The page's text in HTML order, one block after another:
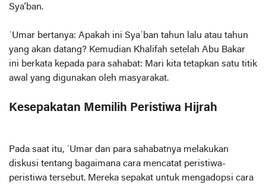
Sya’ban.
ʿUmar bertanya: Apakah ini Syaʿban tahun lalu atau tahun
yang akan datang? Kemudian Khalifah setelah Abu Bakar
ini berkata kepada para sahabat: Mari kita tetapkan satu titik
awal yang digunakan oleh masyarakat.
Kesepakatan Memilih Peristiwa Hijrah
Pada saat itu, ʿUmar dan para sahabatnya melakukan
diskusi tentang bagaimana cara mencatat peristiwa-
peristiwa tersebut. Mereka sepakat untuk mengadopsi cara